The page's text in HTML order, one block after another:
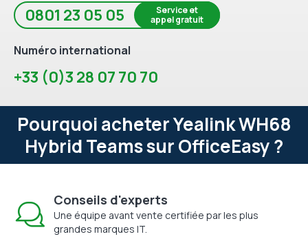
0801 23 05 05
Service et
appel gratuit
Numéro international
+33 (0)3 28 07 70 70
Pourquoi acheter Yealink WH68
Hybrid Teams sur OfficeEasy ?
Conseils d'experts
Une équipe avant vente certifiée par les plus
grandes marques IT.